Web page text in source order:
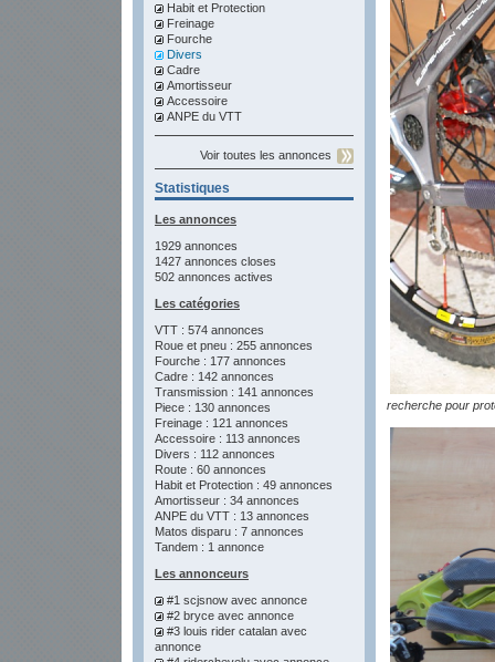
Habit et Protection
Freinage
Fourche
Divers
Cadre
Amortisseur
Accessoire
ANPE du VTT
Voir toutes les annonces
Statistiques
Les annonces
1929 annonces
1427 annonces closes
502 annonces actives
Les catégories
VTT : 574 annonces
Roue et pneu : 255 annonces
Fourche : 177 annonces
Cadre : 142 annonces
Transmission : 141 annonces
Piece : 130 annonces
Freinage : 121 annonces
Accessoire : 113 annonces
Divers : 112 annonces
Route : 60 annonces
Habit et Protection : 49 annonces
Amortisseur : 34 annonces
ANPE du VTT : 13 annonces
Matos disparu : 7 annonces
Tandem : 1 annonce
Les annonceurs
#1 scjsnow avec annonce
#2 bryce avec annonce
#3 louis rider catalan avec
annonce
recherche pour